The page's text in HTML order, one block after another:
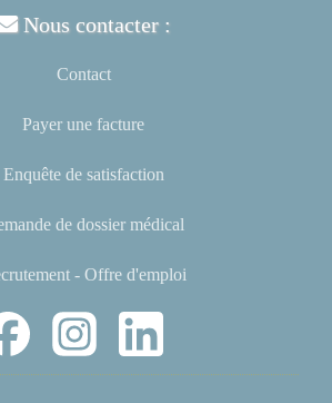
Nous contacter :
Contact
Payer une facture
Enquête de satisfaction
de dossier médical
- Offre d'emploi